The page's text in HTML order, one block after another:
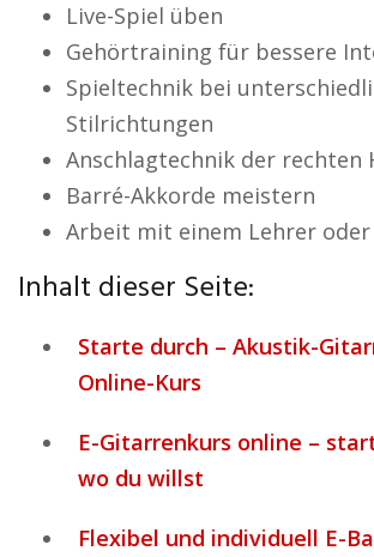
Live-Spiel üben
Gehörtraining für bessere
Spieltechnik bei
Stilrichtungen
Anschlagtechnik der rechten
Barré-Akkorde meistern
Arbeit mit einem Lehrer oder
Inhalt dieser Seite:
Starte durch – Akustik-
Online-Kurs
E-Gitarrenkurs online –
wo du willst
Flexibel und individuell E-